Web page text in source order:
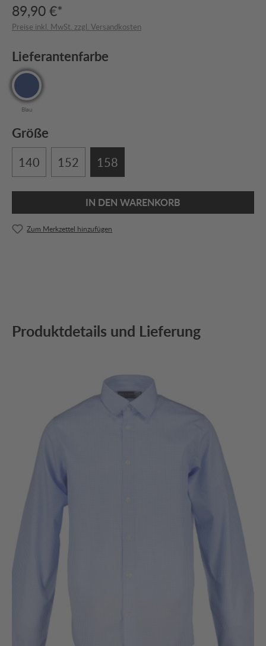
89,90 €*
Preise inkl. MwSt. zzgl. Versandkosten
Lieferantenfarbe
Blau
Größe
140 152 158
IN DEN WARENKORB
Zum Merkzettel hinzufügen
Produktdetails und Lieferung